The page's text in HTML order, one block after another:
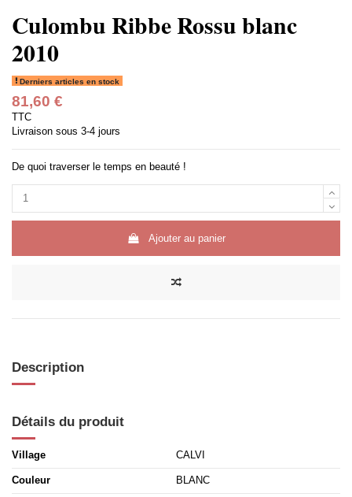
Culombu Ribbe Rossu blanc
2010
Derniers articles en stock
81,60 €
TTC
Livraison sous 3-4 jours
De quoi traverser le temps en beauté !
Ajouter au panier
Description
Détails du produit
Village CALVI
Couleur BLANC